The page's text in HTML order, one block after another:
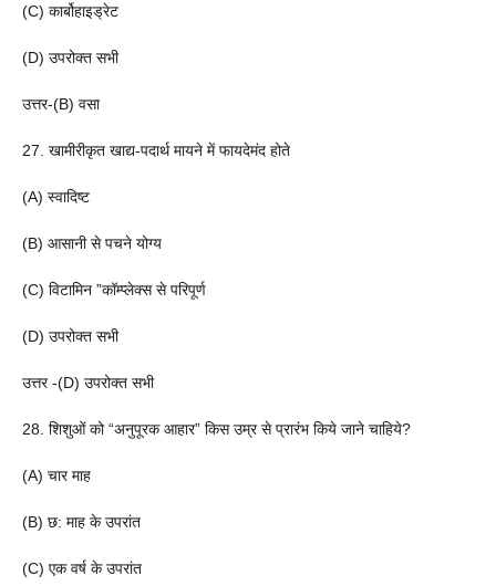
(C) कार्बोहाइड्रेट
(D) उपरोक्त सभी
उत्तर-(B) वसा
27. खामीरीकृत खाद्य-पदार्थ मायने में फायदेमंद होते
(A) स्वादिष्ट
(B) आसानी से पचने योग्य
(C) विटामिन ”कॉम्प्लेक्स से परिपूर्ण
(D) उपरोक्त सभी
उत्तर -(D) उपरोक्त सभी
28. शिशुओं को “अनुपूरक आहार” किस उम्र से प्रारंभ किये जाने चाहिये?
(A) चार माह
(B) छ: माह के उपरांत
(C) एक वर्ष के उपरांत